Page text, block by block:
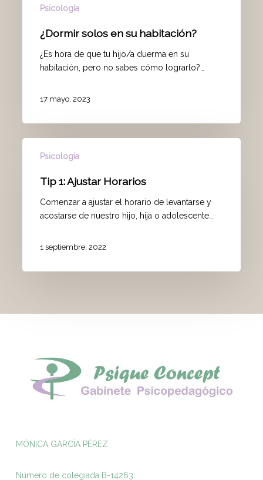
Psicología
¿Dormir solos en su habitación?
¿Es hora de que tu hijo/a duerma en su
habitación, pero no sabes cómo lograrlo?…
17 mayo, 2023
Psicología
Tip 1: Ajustar Horarios
Comenzar a ajustar el horario de levantarse y
acostarse de nuestro hijo, hija o adolescente…
1 septiembre, 2022
MÓNICA GARCÍA PÉREZ
Número de colegiada B-14263.